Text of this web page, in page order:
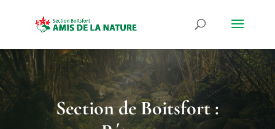
Section de Boitsfort :